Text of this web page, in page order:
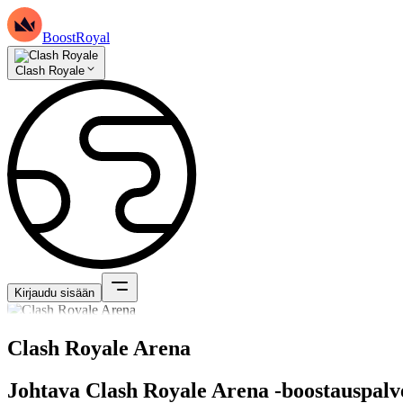
BoostRoyal
Clash Royale
Kirjaudu sisään
Clash Royale Arena
Johtava Clash Royale Arena -